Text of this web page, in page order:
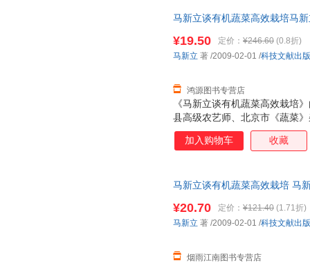
约支出，高效利用自然资源，
员阅读。
马新立谈有机蔬菜高效栽培马
《马新立谈有机蔬菜高效栽
县高级农艺师、北京市《蔬菜
新立，根据他与部分菜农、农
故事的形式，以亲身实践总结
约支出，高效利用自然资源，
员阅读。
¥19.50 定价： ¥246.60 (0.8折)
鸿源图书专营店
马新立 著 /2009-02-01 /科技文献出
加入购物车 收藏
马新立谈有机蔬菜高效栽培 马
¥20.70 定价： ¥121.40 (1.71折)
烟雨江南图书专营店
马新立 著 /2009-02-01 /科技文献出